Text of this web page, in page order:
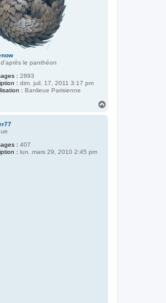
le panthéon
: 2893
: dim. juil. 17, 2011 3:17 pm
: Banlieue Parisienne
: 407
: lun. mars 29, 2010 2:45 pm